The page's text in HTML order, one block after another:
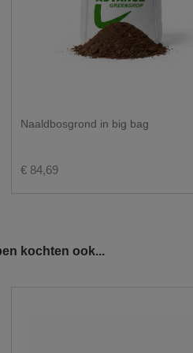
voor een losse levering?
Naaldbosgrond in big bag
€ 84,69
kochten ook...